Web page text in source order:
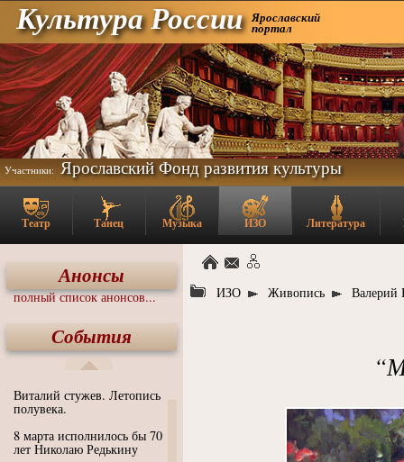
Культура России Ярославский
портал
Участники: Ярославский Фонд развития культуры
Театр Танец Музыка ИЗО Литература
Анонсы
полный список анонсов...
События
Виталий стужев. Летопись
полувека.
8 марта исполнилось бы 70
лет Николаю Редькину
ИЗО Живопись Валерий